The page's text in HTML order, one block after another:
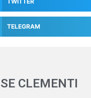
TELEGRAM
CLEMENTI